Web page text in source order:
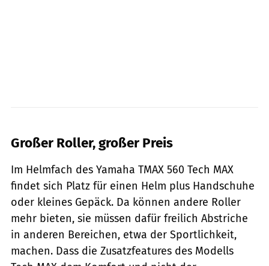
Großer Roller, großer Preis
Im Helmfach des Yamaha TMAX 560 Tech MAX
findet sich Platz für einen Helm plus Handschuhe
oder kleines Gepäck. Da können andere Roller
mehr bieten, sie müssen dafür freilich Abstriche
in anderen Bereichen, etwa der Sportlichkeit,
machen. Dass die Zusatzfeatures des Modells